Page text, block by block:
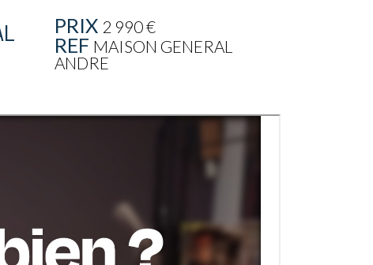
PRIX 2 990 €
REF MAISON GENERAL
ANDRE